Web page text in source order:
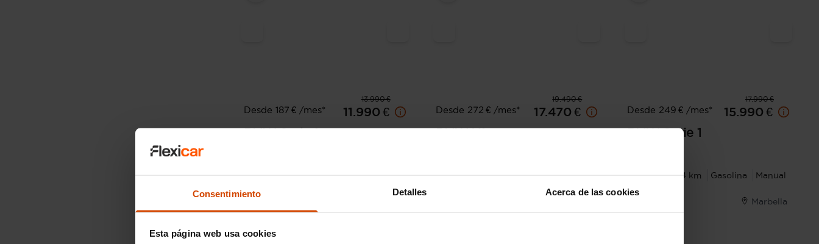
Consentimiento Detalles Acerca de las cookies
Esta página web usa cookies
13.990 €
Desde 187 € /mes*
11.990 €
BMW Serie 1
19.490 €
Desde 272 € /mes*
17.470 €
BMW X1
17.990 €
Desde 249 € /mes*
15.990 €
BMW Serie 1
83.374 km Gasolina Manual
Marbella